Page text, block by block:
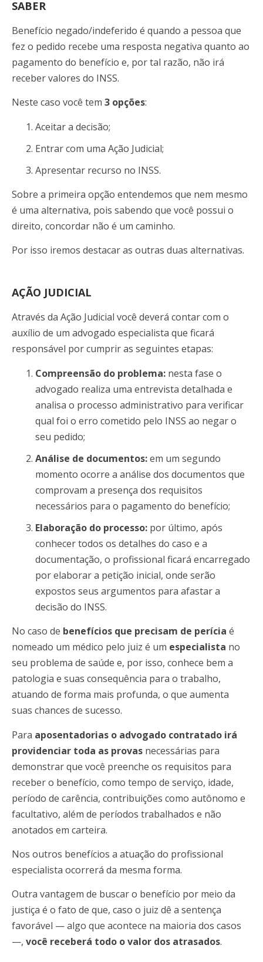
SABER
Benefício negado/indeferido é quando a pessoa que
fez o pedido recebe uma resposta negativa quanto ao
pagamento do benefício e, por tal razão, não irá
receber valores do INSS.
Neste caso você tem 3 opções:
Aceitar a decisão;
Entrar com uma Ação Judicial;
Apresentar recurso no INSS.
Sobre a primeira opção entendemos que nem mesmo
é uma alternativa, pois sabendo que você possui o
direito, concordar não é um caminho.
Por isso iremos destacar as outras duas alternativas.
AÇÃO JUDICIAL
Através da Ação Judicial você deverá contar com o
auxílio de um advogado especialista que ficará
responsável por cumprir as seguintes etapas:
Compreensão do problema: nesta fase o
advogado realiza uma entrevista detalhada e
analisa o processo administrativo para verificar
qual foi o erro cometido pelo INSS ao negar o
seu pedido;
Análise de documentos:em um segundo
momento ocorre a análise dos documentos que
comprovam a presença dos requisitos
necessários para o pagamento do benefício;
Elaboração do processo: por último, após
conhecer todos os detalhes do caso e a
documentação, o profissional ficará encarregado
por elaborar a petição inicial, onde serão
expostos seus argumentos para afastar a
decisão do INSS.
No caso de benefícios que precisam de perícia é
nomeado um médico pelo juiz é um especialista no
seu problema de saúde e, por isso, conhece bem a
patologia e suas consequência para o trabalho,
atuando de forma mais profunda, o que aumenta
suas chances de sucesso.
Para aposentadorias o advogado contratado irá
providenciar toda as provas necessárias para
demonstrar que você preenche os requisitos para
receber o benefício, como tempo de serviço, idade,
período de carência, contribuições como autônomo e
facultativo, além de períodos trabalhados e não
anotados em carteira.
Nos outros benefícios a atuação do profissional
especialista ocorrerá da mesma forma.
Outra vantagem de buscar o benefício por meio da
justiça é o fato de que, caso o juiz dê a sentença
favorável — algo que acontece na maioria dos casos
—, você receberá todo o valor dos atrasados.